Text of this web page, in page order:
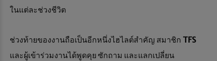
ในแต่ละช่วงชีวิต
ช่วงท้ายของงานถือเป็นอีกหนึ่งไฮไลต์สำคัญ สมาชิก TFS
และผู้เข้าร่วมงานได้พูดคุย ซักถาม และแลกเปลี่ยน